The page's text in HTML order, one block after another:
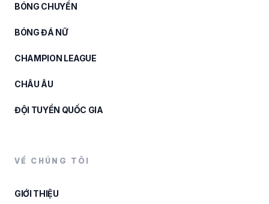
BÓNG CHUYỀN
BÓNG ĐÁ NỮ
CHAMPION LEAGUE
CHÂU ÂU
ĐỘI TUYỂN QUỐC GIA
VỀ CHÚNG TÔI
GIỚI THIỆU